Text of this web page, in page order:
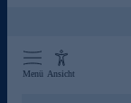
Menü Ansicht